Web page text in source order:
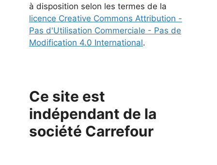
à disposition selon les termes de la
licence Creative Commons Attribution -
Pas d'Utilisation Commerciale - Pas de
Modification 4.0 International.
Ce site est
indépendant de la
société Carrefour